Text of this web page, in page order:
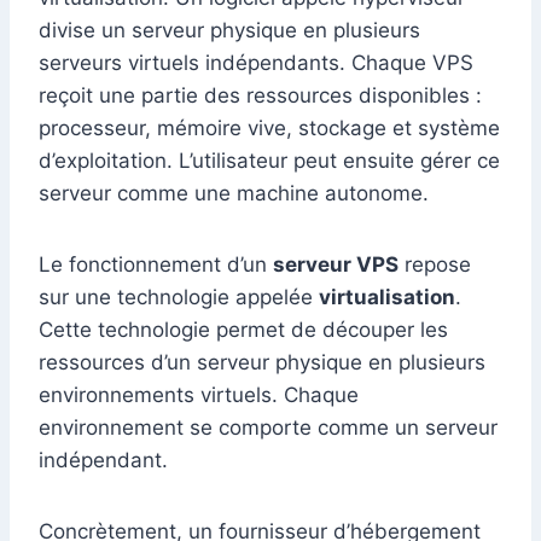
divise un serveur physique en plusieurs
serveurs virtuels indépendants. Chaque VPS
reçoit une partie des ressources disponibles :
processeur, mémoire vive, stockage et système
d’exploitation. L’utilisateur peut ensuite gérer ce
serveur comme une machine autonome.
Le fonctionnement d’un serveur VPS repose
sur une technologie appelée virtualisation.
Cette technologie permet de découper les
ressources d’un serveur physique en plusieurs
environnements virtuels. Chaque
environnement se comporte comme un serveur
indépendant.
Concrètement, un fournisseur d’hébergement